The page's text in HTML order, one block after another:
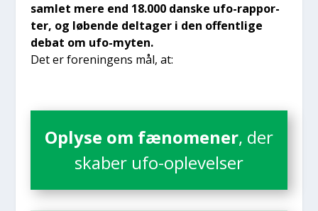
sam­let mere end 18.000 dan­ske ufo-rap­por­
ter, og løben­de del­ta­ger i den offent­li­ge
debat om ufo-myten.
Det er for­e­nin­gens mål, at:
Oply­se om fæno­me­ner, der
ska­ber ufo-ople­vel­ser